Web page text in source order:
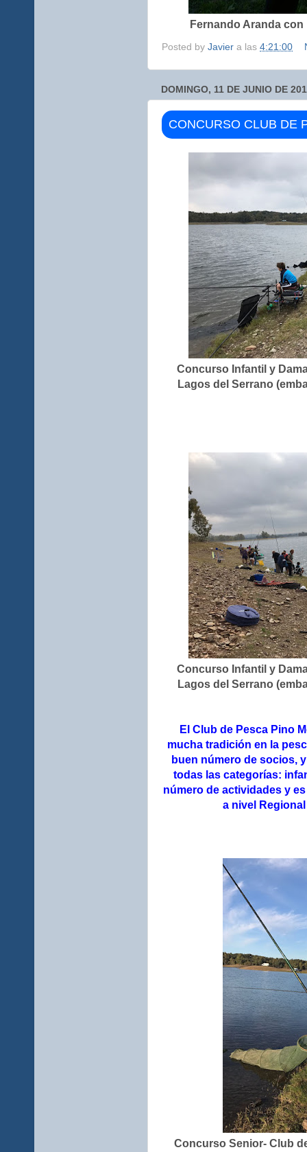
Fernando Aranda
Posted by Javier a las 4:21:00
DOMINGO, 11 DE JUNIO DE
CONCURSO CLUB DE
Concurso Infantil y
Lagos del Serrano
Concurso Infantil y
Lagos del Serrano
El Club de Pesca Pino
mucha tradición en la
buen número de socios,
todas las categorías:
número de actividades y
a nivel
Concurso Senior- Club